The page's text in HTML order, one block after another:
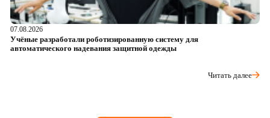
07.08.2026
Учёные разработали роботизированную систему для
автоматического надевания защитной одежды
Читать далее